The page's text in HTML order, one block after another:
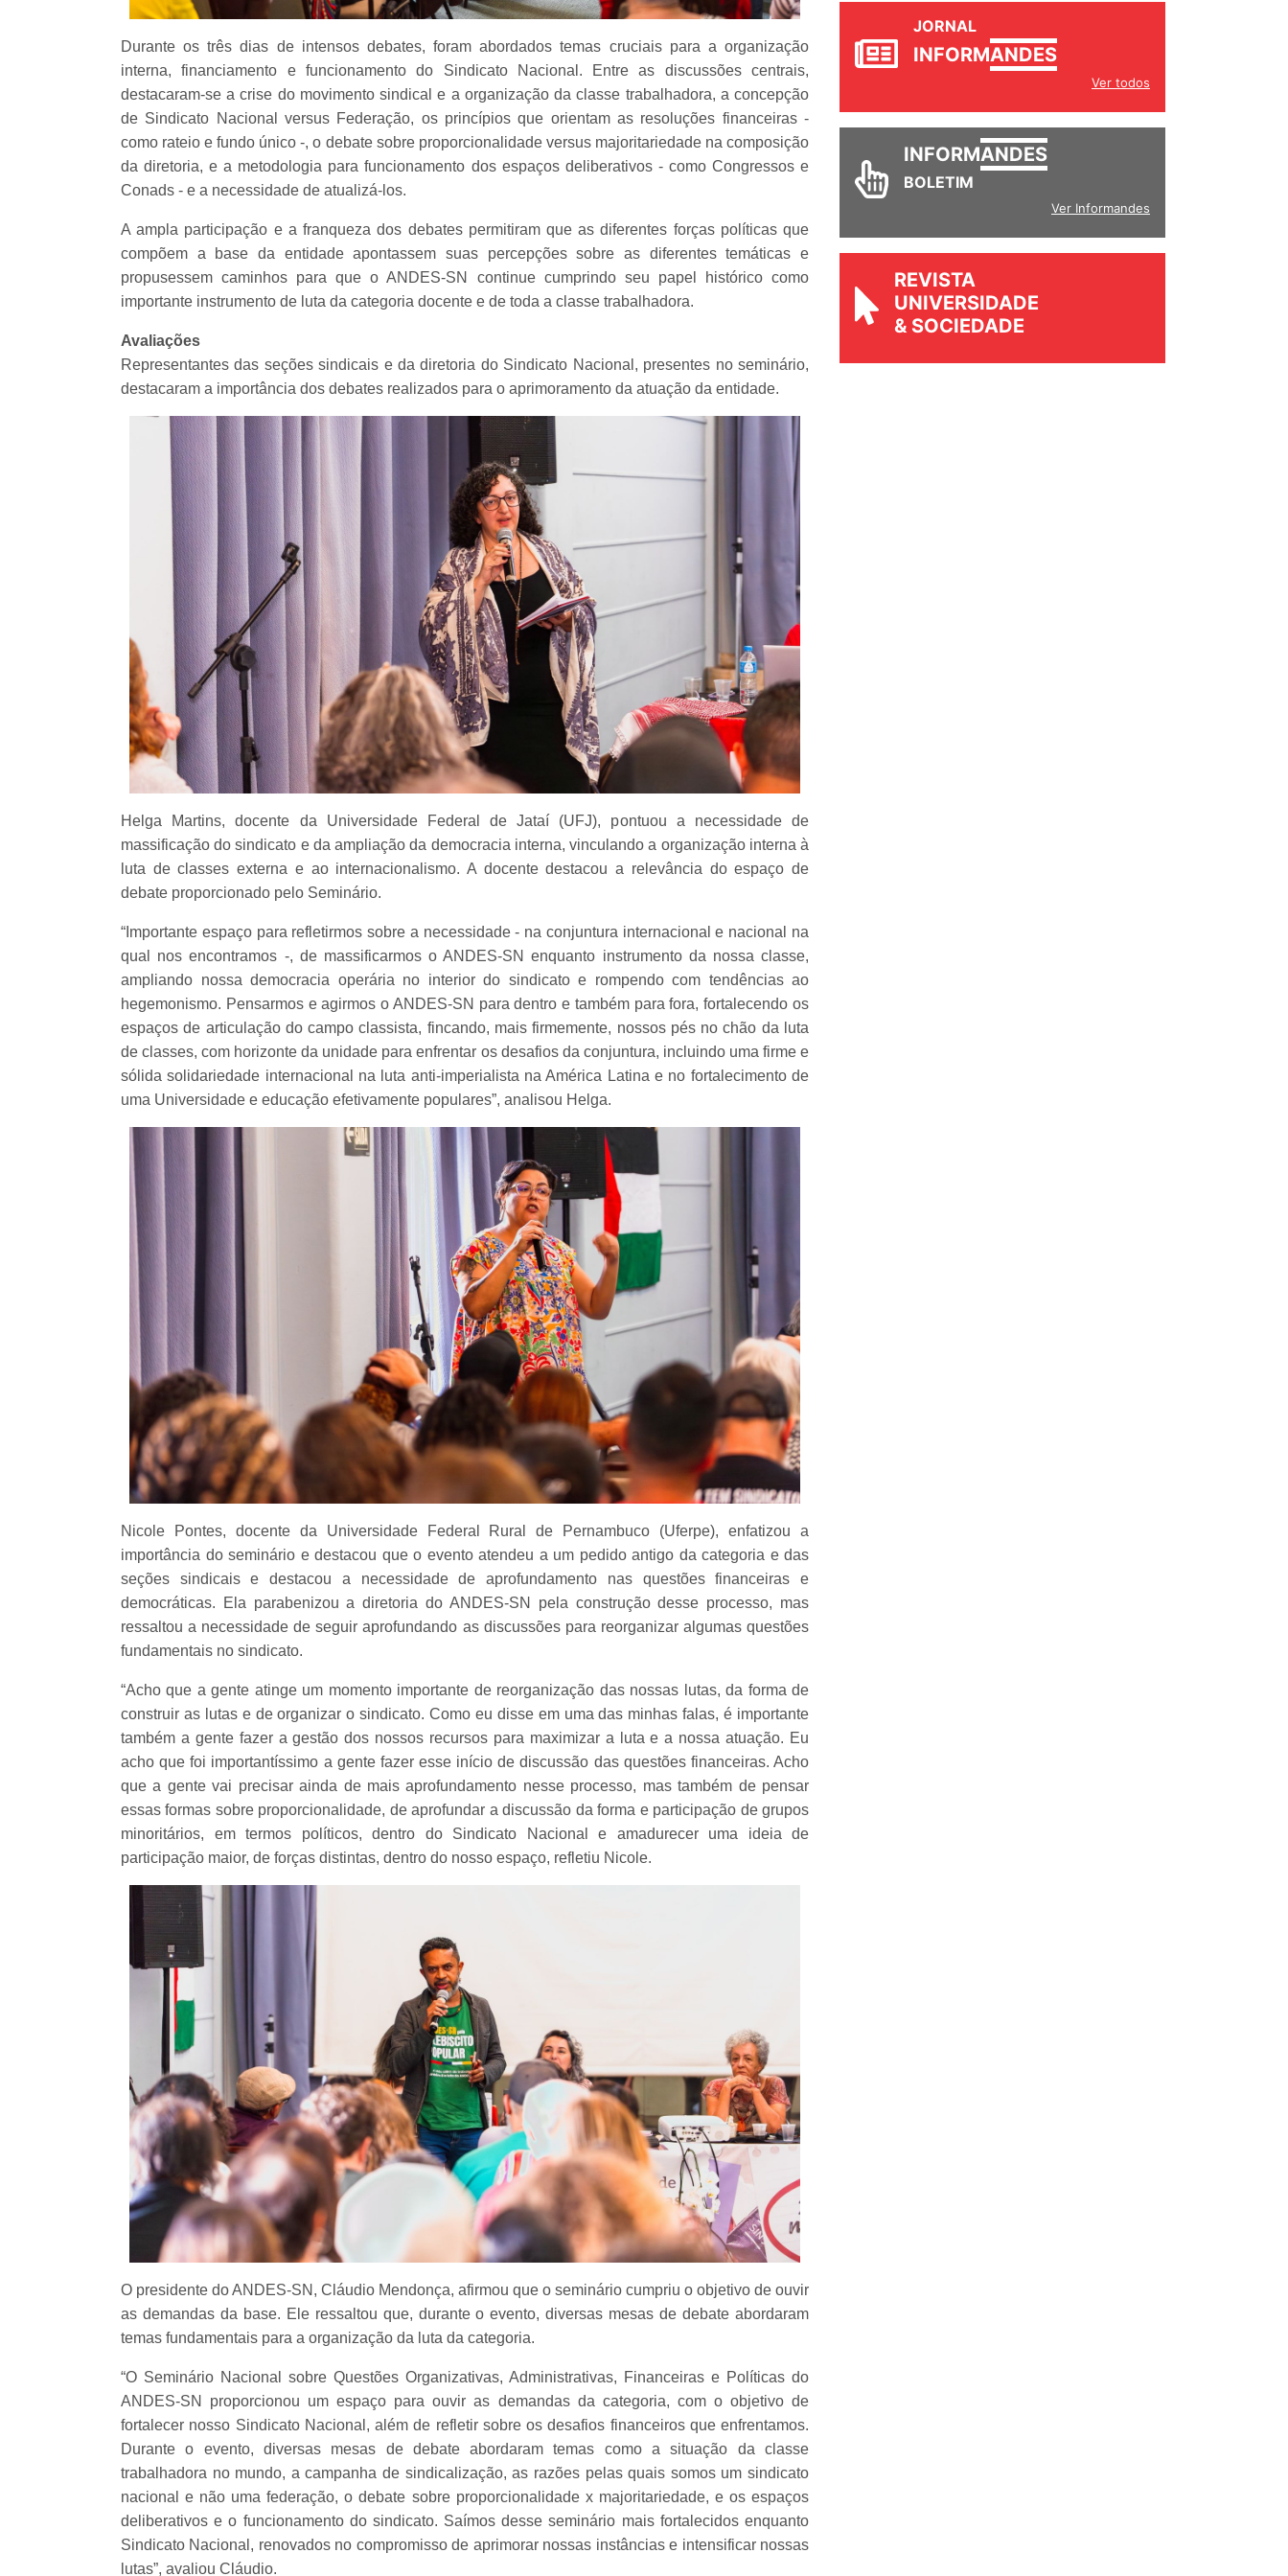
Durante os três dias de intensos debates, foram abordados temas cruciais para a organização
interna, financiamento e funcionamento do Sindicato Nacional. Entre as discussões centrais,
destacaram-se a crise do movimento sindical e a organização da classe trabalhadora, a concepção
de Sindicato Nacional versus Federação, os princípios que orientam as resoluções financeiras -
como rateio e fundo único -, o debate sobre proporcionalidade versus majoritariedade na composição
da diretoria, e a metodologia para funcionamento dos espaços deliberativos - como Congressos e
Conads - e a necessidade de atualizá-los.
A ampla participação e a franqueza dos debates permitiram que as diferentes forças políticas que
compõem a base da entidade apontassem suas percepções sobre as diferentes temáticas e
propusessem caminhos para que o ANDES-SN continue cumprindo seu papel histórico como
importante instrumento de luta da categoria docente e de toda a classe trabalhadora.
Avaliações
Representantes das seções sindicais e da diretoria do Sindicato Nacional, presentes no seminário,
destacaram a importância dos debates realizados para o aprimoramento da atuação da entidade.
Helga Martins, docente da Universidade Federal de Jataí (UFJ), pontuou a necessidade de
massificação do sindicato e da ampliação da democracia interna, vinculando a organização interna à
luta de classes externa e ao internacionalismo. A docente destacou a relevância do espaço de
debate proporcionado pelo Seminário.
“Importante espaço para refletirmos sobre a necessidade - na conjuntura internacional e nacional na
qual nos encontramos -, de massificarmos o ANDES-SN enquanto instrumento da nossa classe,
ampliando nossa democracia operária no interior do sindicato e rompendo com tendências ao
hegemonismo. Pensarmos e agirmos o ANDES-SN para dentro e também para fora, fortalecendo os
espaços de articulação do campo classista, fincando, mais firmemente, nossos pés no chão da luta
de classes, com horizonte da unidade para enfrentar os desafios da conjuntura, incluindo uma firme e
sólida solidariedade internacional na luta anti-imperialista na América Latina e no fortalecimento de
uma Universidade e educação efetivamente populares”, analisou Helga.
Nicole Pontes, docente da Universidade Federal Rural de Pernambuco (Uferpe), enfatizou a
importância do seminário e destacou que o evento atendeu a um pedido antigo da categoria e das
seções sindicais e destacou a necessidade de aprofundamento nas questões financeiras e
democráticas. Ela parabenizou a diretoria do ANDES-SN pela construção desse processo, mas
ressaltou a necessidade de seguir aprofundando as discussões para reorganizar algumas questões
fundamentais no sindicato.
“Acho que a gente atinge um momento importante de reorganização das nossas lutas, da forma de
construir as lutas e de organizar o sindicato. Como eu disse em uma das minhas falas, é importante
também a gente fazer a gestão dos nossos recursos para maximizar a luta e a nossa atuação. Eu
acho que foi importantíssimo a gente fazer esse início de discussão das questões financeiras. Acho
que a gente vai precisar ainda de mais aprofundamento nesse processo, mas também de pensar
essas formas sobre proporcionalidade, de aprofundar a discussão da forma e participação de grupos
minoritários, em termos políticos, dentro do Sindicato Nacional e amadurecer uma ideia de
participação maior, de forças distintas, dentro do nosso espaço, refletiu Nicole.
O presidente do ANDES-SN, Cláudio Mendonça, afirmou que o seminário cumpriu o objetivo de ouvir
as demandas da base. Ele ressaltou que, durante o evento, diversas mesas de debate abordaram
temas fundamentais para a organização da luta da categoria.
“O Seminário Nacional sobre Questões Organizativas, Administrativas, Financeiras e Políticas do
ANDES-SN proporcionou um espaço para ouvir as demandas da categoria, com o objetivo de
fortalecer nosso Sindicato Nacional, além de refletir sobre os desafios financeiros que enfrentamos.
Durante o evento, diversas mesas de debate abordaram temas como a situação da classe
trabalhadora no mundo, a campanha de sindicalização, as razões pelas quais somos um sindicato
nacional e não uma federação, o debate sobre proporcionalidade x majoritariedade, e os espaços
deliberativos e o funcionamento do sindicato. Saímos desse seminário mais fortalecidos enquanto
Sindicato Nacional, renovados no compromisso de aprimorar nossas instâncias e intensificar nossas
lutas”, avaliou Cláudio.
JORNAL
Ver todos
INFORM
Ver Informandes
REVISTA
UNIVERSIDADE